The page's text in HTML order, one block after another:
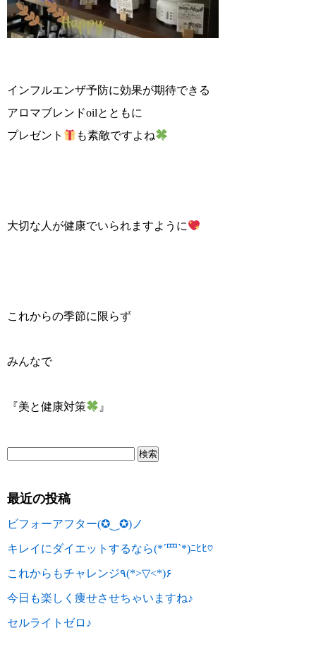
インフルエンザ予防に効果が期待できる
アロマブレンドoilとともに
プレゼント
も素敵ですよね
大切な人が健康でいられますように
これからの季節に限らず
みんなで
『美と健康対策 』
最近の投稿
ビフォーアフター(✪‿✪)ノ
キレイにダイエットするなら(*´罒`*)ﾆﾋﾋ♡
これからもチャレンジ٩(*>▽<*)۶
今日も楽しく痩せさせちゃいますね♪
セルライトゼロ♪